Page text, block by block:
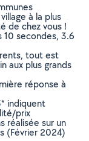
à la plus
de chez vous !
secondes, 3.6
tout est
aux plus grands
réponse à
indiquent
prix
réalisée sur un
(Février 2024)